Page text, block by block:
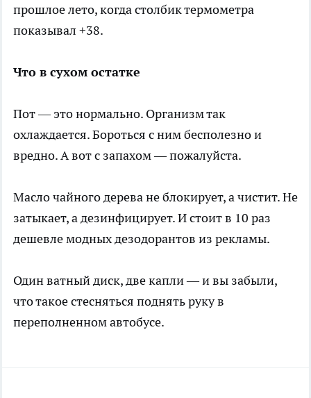
прошлое лето, когда столбик термометра
показывал +38.
Что в сухом остатке
Пот — это нормально. Организм так
охлаждается. Бороться с ним бесполезно и
вредно. А вот с запахом — пожалуйста.
Масло чайного дерева не блокирует, а чистит. Не
затыкает, а дезинфицирует. И стоит в 10 раз
дешевле модных дезодорантов из рекламы.
Один ватный диск, две капли — и вы забыли,
что такое стесняться поднять руку в
переполненном автобусе.